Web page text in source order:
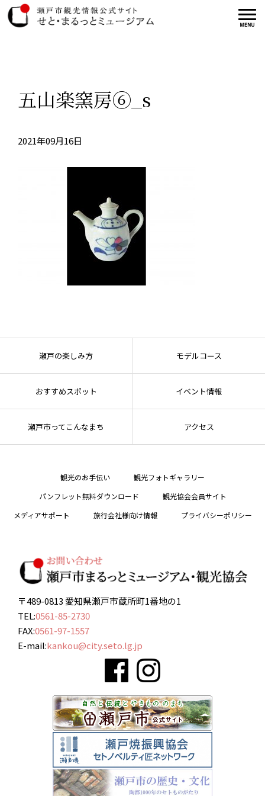
五山楽窯房⑥_s
2021年09月16日
瀬戸の楽しみ方 モデルコース
おすすめスポット イベント情報
瀬戸市ってこんなまち アクセス
観光のお手伝い
観光フォトギャラリー
パンフレット無料ダウンロード
観光協会会員サイト
メディアサポート
旅行会社様向け情報 プライバシーポリシー
〒489-0813 愛知県瀬戸市蔵所町1番地の1
TEL:0561-85-2730
FAX:0561-97-1557
E-mail:kankou@city.seto.lg.jp